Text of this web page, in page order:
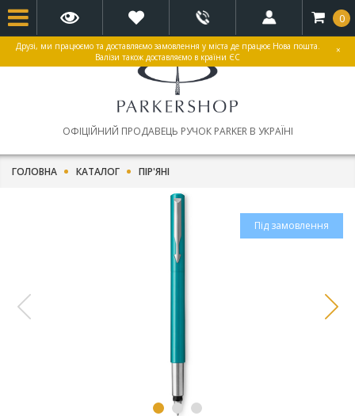
Друзі, ми працюємо та доставляємо замовлення у міста де працює Нова пошта.
Валізи також доставляємо в країни ЄС
×
ОФІЦІЙНИЙ ПРОДАВЕЦЬ РУЧОК PARKER В УКРАЇНІ
0
ГОЛОВНА КАТАЛОГ ПІР'ЯНІ
Під замовлення